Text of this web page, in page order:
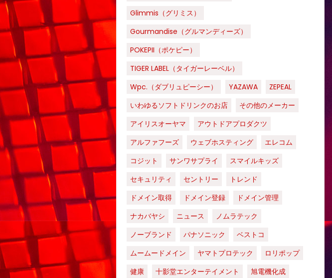
Glimmis（グリミス）
Gourmandise（グルマンディーズ）
POKEPII（ポケピー）
TIGER LABEL（タイガーレーベル）
Wpc.（ダブリュピーシー）
YAZAWA
ZEPEAL
いわゆるソフトドリンクのお店
その他のメーカー
アイリスオーヤマ
アウトドアプロダクツ
アルファフーズ
ウェブホスティング
エレコム
コジット
サンワサプライ
スマイルキッズ
セキュリティ
セントリー
トレンド
ドメイン取得
ドメイン登録
ドメイン管理
ナカバヤシ
ニュース
ノムラテック
ノーブランド
パナソニック
ベストコ
ムームードメイン
ヤマトプロテック
ロリポップ
健康
十影堂エンターテイメント
旭電機化成